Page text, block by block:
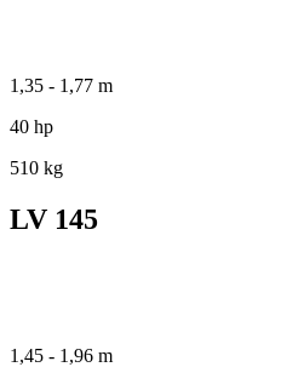
1,35 - 1,77 m
40 hp
510 kg
LV 145
1,45 - 1,96 m